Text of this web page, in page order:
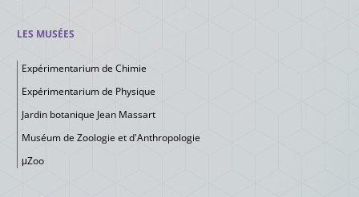
LES MUSÉES
Expérimentarium de Chimie
Expérimentarium de Physique
Jardin botanique Jean Massart
Muséum de Zoologie et d'Anthropologie
μZoo